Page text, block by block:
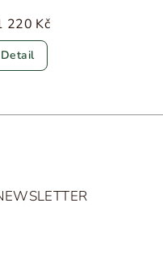
220 Kč
Detail